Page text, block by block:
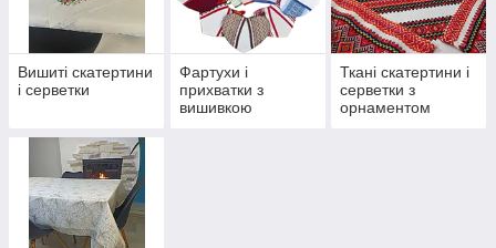
Вишиті скатертини
і серветки
Фартухи і
прихватки з
вишивкою
Ткані скатертини і
серветки з
орнаментом